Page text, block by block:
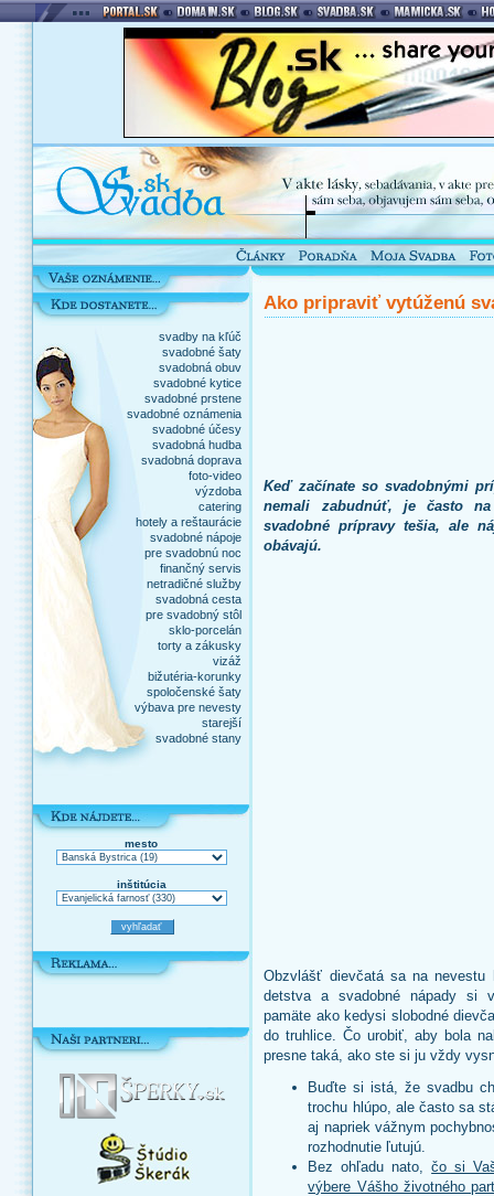
svadby na kľúč
svadobné šaty
svadobná obuv
svadobné kytice
svadobné prstene
svadobné oznámenia
svadobné účesy
svadobná hudba
svadobná doprava
foto-video
výzdoba
catering
hotely a reštaurácie
svadobné nápoje
pre svadobnú noc
finančný servis
netradičné služby
svadobná cesta
pre svadobný stôl
sklo-porcelán
torty a zákusky
vizáž
bižutéria-korunky
spoločenské šaty
výbava pre nevesty
starejší
svadobné stany
mesto
inštitúcia
Ako pripraviť vytúženú
Keď začínate so svadobnými
nemali zabudnúť, je často
svadobné prípravy tešia, ale
obávajú.
Obzvlášť dievčatá sa na nevestu
detstva a svadobné nápady si
pamäte ako kedysi slobodné
do truhlice. Čo urobiť, aby bola
presne taká, ako ste si ju vždy
Buďte si istá, že svadbu
trochu hlúpo, ale často sa
aj napriek vážnym
rozhodnutie ľutujú.
Bez ohľadu nato,čo si
výbere Vášho životného